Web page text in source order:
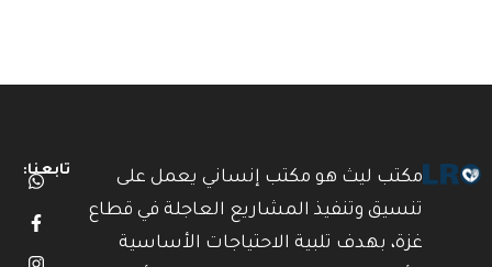
مكتب ليث هو مكتب إنساني يعمل على
تنسيق وتنفيذ المشاريع العاجلة في قطاع
غزة، بهدف تلبية الاحتياجات الأساسية
تابعنا: